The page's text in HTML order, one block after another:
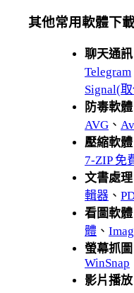
其他常用軟體下載
聊天通訊
Telegram
Signal(
防毒軟體
AVG 、
壓縮軟體
7-ZIP 免
文書處理
輯器 、
看圖軟體
體 、
螢幕抓圖
WinSnap
影片播放